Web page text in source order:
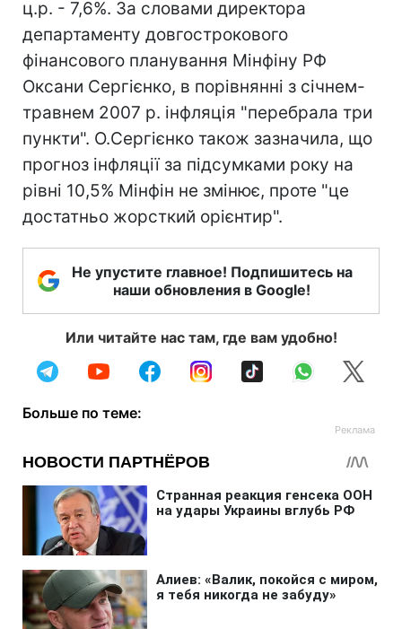
ц.р. - 7,6%. За словами директора
департаменту довгострокового
фінансового планування Мінфіну РФ
Оксани Сергієнко, в порівнянні з січнем-
травнем 2007 р. інфляція "перебрала три
пункти". О.Сергієнко також зазначила, що
прогноз інфляції за підсумками року на
рівні 10,5% Мінфін не змінює, проте "це
достатньо жорсткий орієнтир".
Не упустите главное! Подпишитесь на
наши обновления в Google!
Или читайте нас там, где вам удобно!
Больше по теме: